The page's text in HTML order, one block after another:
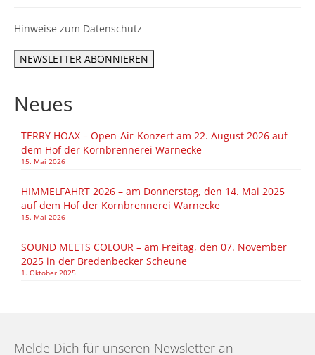
Hinweise zum Datenschutz
Neues
TERRY HOAX – Open-Air-Konzert am 22. August 2026 auf
dem Hof der Kornbrennerei Warnecke
15. Mai 2026
HIMMELFAHRT 2026 – am Donnerstag, den 14. Mai 2025
auf dem Hof der Kornbrennerei Warnecke
15. Mai 2026
SOUND MEETS COLOUR – am Freitag, den 07. November
2025 in der Bredenbecker Scheune
1. Oktober 2025
Melde Dich für unseren Newsletter an